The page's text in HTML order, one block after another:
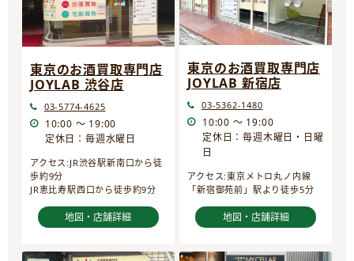
東京のお酒買取専門店
JOYLAB 渋谷店
03-5774-4625
10:00 ～ 19:00
定休日：毎週水曜日
アクセス:JR渋谷駅新南口から徒
歩約9分
JR恵比寿駅西口から徒歩約9分
地図・店舗詳細
東京のお酒買取専門店
JOYLAB 新宿店
03-5362-1480
10:00 ～ 19:00
定休日：毎週木曜日・日曜
日
アクセス:東京メトロ丸ノ内線
「新宿御苑前」駅より徒歩5分
地図・店舗詳細